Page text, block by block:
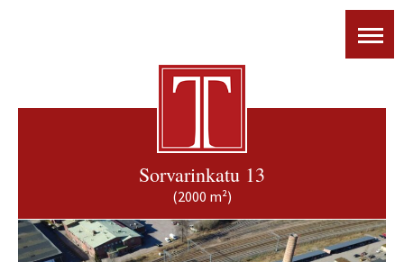
Sorvarinkatu 13
(2000 m²)